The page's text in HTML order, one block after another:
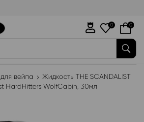
0 0
вейпа
Жидкость THE SCANDALIST
HardHitters WolfCabin, 30мл